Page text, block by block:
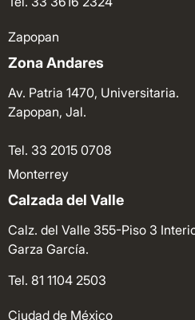
Zapopan
Zona Andares
Av. Patria 1470, Universitaria.
Zapopan, Jal.
Tel. 33 2015 0708
Monterrey
Calzada del Valle
Calz. del Valle 355-Piso 3
Garza García.
Tel. 81 1104 2503
Ciudad de México